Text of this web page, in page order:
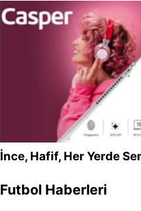
İnce, Hafif, Her Yerde
Futbol Haberleri